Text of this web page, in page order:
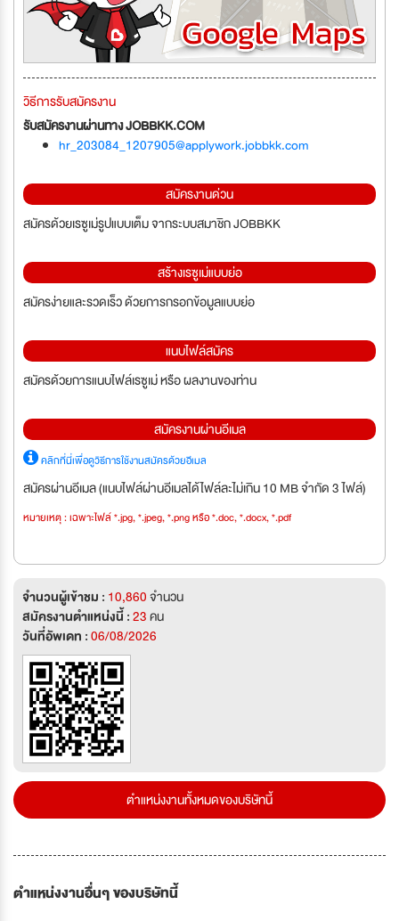
วิธีการรับสมัครงาน
รับสมัครงานผ่านทาง JOBBKK.COM
hr_203084_1207905@applywork.jobbkk.com
สมัครงานด่วน
สมัครด้วยเรซูเม่รูปแบบเต็ม จากระบบสมาชิก JOBBKK
สร้างเรซูเม่แบบย่อ
สมัครง่ายและรวดเร็ว ด้วยการกรอกข้อมูลแบบย่อ
แนบไฟล์สมัคร
สมัครด้วยการแนบไฟล์เรซูเม่ หรือ ผลงานของท่าน
สมัครงานผ่านอีเมล
คลิกที่นี่เพื่อดูวิธีการใช้งานสมัครด้วยอีเมล
สมัครผ่านอีเมล (แนบไฟล์ผ่านอีเมลได้ไฟล์ละไม่เกิน 10 MB จำกัด 3 ไฟล์)
หมายเหตุ : เฉพาะไฟล์ *.jpg, *.jpeg, *.png หรือ *.doc, *.docx, *.pdf
จำนวนผู้เข้าชม : 10,860จำนวน
สมัครงานตำแหน่งนี้ :23คน
วันที่อัพเดท :06/08/2026
ตำแหน่งงานทั้งหมดของบริษัทนี้
ตำแหน่งงานอื่นๆ ของบริษัทนี้